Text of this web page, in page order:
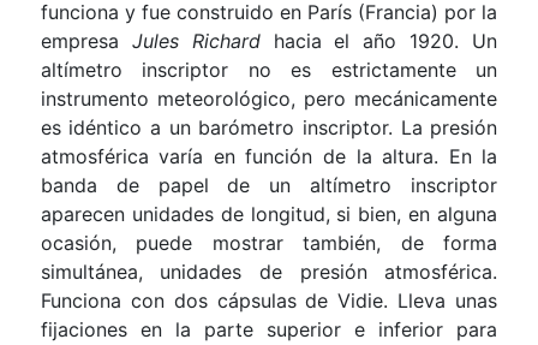
funciona y fue construido en París (Francia) por la
empresa Jules Richardhacia el año 1920. Un
altímetro inscriptor no es estrictamente un
instrumento meteorológico, pero mecánicamente
es idéntico a un barómetro inscriptor. La presión
atmosférica varía en función de la altura. En la
banda de papel de un altímetro inscriptor
aparecen unidades de longitud, si bien, en alguna
ocasión, puede mostrar también, de forma
simultánea, unidades de presión atmosférica.
Funciona con dos cápsulas de Vidie. Lleva unas
fijaciones en la parte superior e inferior para